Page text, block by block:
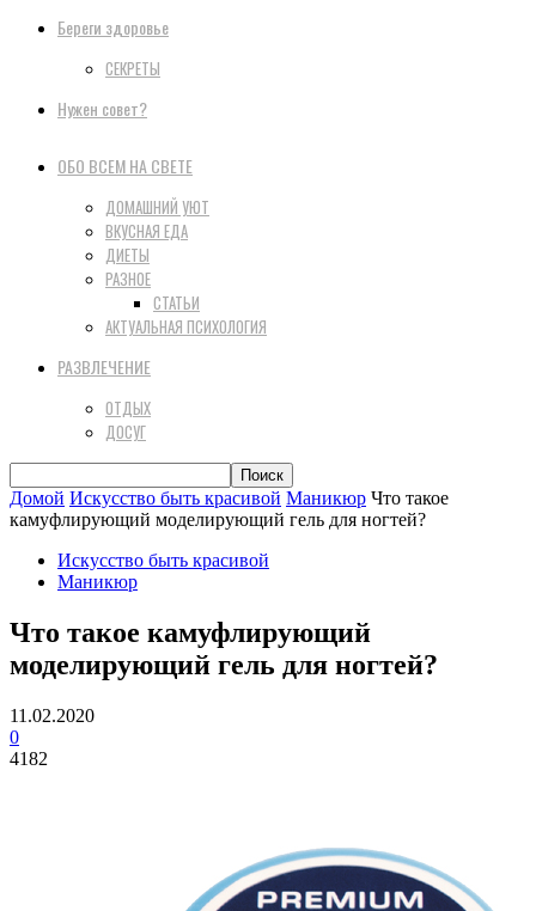
Береги здоровье
СЕКРЕТЫ
Нужен совет?
ОБО ВСЕМ НА СВЕТЕ
ДОМАШНИЙ УЮТ
ВКУСНАЯ ЕДА
ДИЕТЫ
РАЗНОЕ
СТАТЬИ
АКТУАЛЬНАЯ ПСИХОЛОГИЯ
РАЗВЛЕЧЕНИЕ
ОТДЫХ
ДОСУГ
Домой Искусство быть красивой Маникюр Что такое
камуфлирующий моделирующий гель для ногтей?
Искусство быть красивой
Маникюр
Что такое камуфлирующий
моделирующий гель для ногтей?
11.02.2020
0
4182